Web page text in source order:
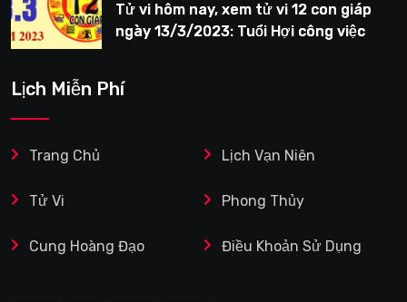
Tử vi hôm nay, xem tử vi 12 con giáp
ngày 13/3/2023: Tuổi Hợi công việc
Lịch Miễn Phí
Trang Chủ Lịch Vạn Niên
Tử Vi Phong Thủy
Cung Hoàng Đạo Điều Khoản Sử Dụng